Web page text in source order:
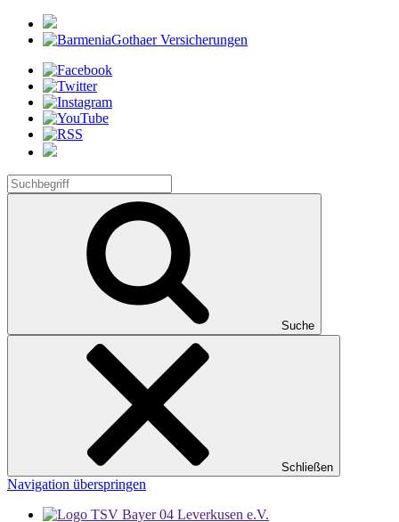
Suche
Schließen
Navigation überspringen